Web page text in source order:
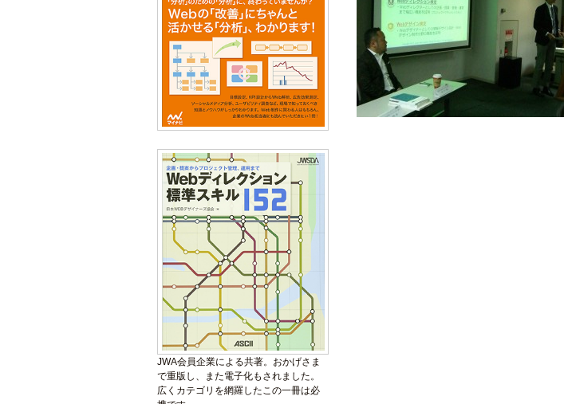
JWA会員企業による共著。おかげさま
で重版し、また電子化もされました。
広くカテゴリを網羅したこの一冊は必